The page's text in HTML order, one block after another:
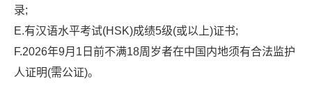
录;
E.有汉语水平考试(HSK)成绩5级(或以上)证书;
F.2026年9月1日前不满18周岁者在中国内地须有合法监护
人证明(需公证)。